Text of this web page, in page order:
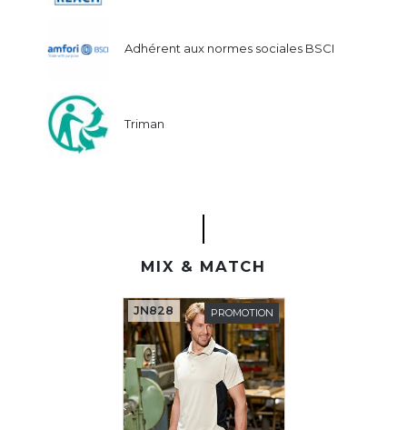
Adhérent aux normes sociales BSCI
Triman
MIX & MATCH
PROMOTION
JN828